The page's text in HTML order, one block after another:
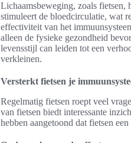
Lichaamsbeweging, zoals fietsen,
stimuleert de bloedcirculatie, wat
effectiviteit van het
alleen de fysieke gezondheid
levensstijl can leiden tot een
verkleinen.
Versterkt fietsen je
Regelmatig fietsen roept veel
van fietsen biedt interessante
hebben aangetoond dat fietsen